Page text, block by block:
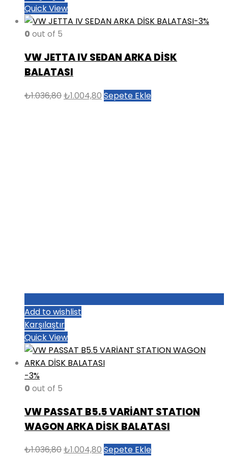
Quick View
-3%
0 out of 5
VW JETTA IV SEDAN ARKA DİSK
BALATASI
₺1.036,80Orijinal
₺1.004,80 Şu
Sepete Ekle
Add to wishlist
Karşılaştır
Quick View
-3%
0 out of 5
VW PASSAT B5.5 VARİANT STATION
WAGON ARKA DİSK BALATASI
₺1.036,80Orijinal
₺1.004,80 Şu
Sepete Ekle